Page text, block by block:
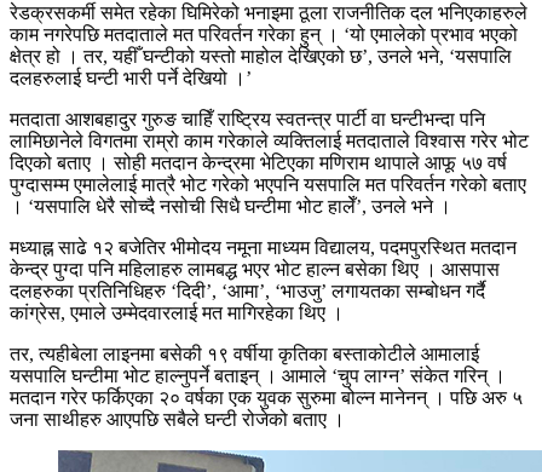
रेडक्रसकर्मी समेत रहेका घिमिरेको भनाइमा ठूला राजनीतिक दल भनिएकाहरुले
काम नगरेपछि मतदाताले मत परिवर्तन गरेका हुन् । ‘यो एमालेको प्रभाव भएको
क्षेत्र हो । तर, यहीँ घन्टीको यस्तो माहोल देखिएको छ’, उनले भने, ‘यसपालि
दलहरुलाई घन्टी भारी पर्ने देखियो ।’
मतदाता आशबहादुर गुरुङ चाहिँ राष्ट्रिय स्वतन्त्र पार्टी वा घन्टीभन्दा पनि
लामिछानेले विगतमा राम्रो काम गरेकाले व्यक्तिलाई मतदाताले विश्वास गरेर भोट
दिएको बताए । सोही मतदान केन्द्रमा भेटिएका मणिराम थापाले आफू ५७ वर्ष
पुग्दासम्म एमालेलाई मात्रै भोट गरेको भएपनि यसपालि मत परिवर्तन गरेको बताए
। ‘यसपालि धेरै सोच्दै नसोची सिधै घन्टीमा भोट हालेँ’, उनले भने ।
मध्याह्न साढे १२ बजेतिर भीमोदय नमूना माध्यम विद्यालय, पदमपुरस्थित मतदान
केन्द्र पुग्दा पनि महिलाहरु लामबद्ध भएर भोट हाल्न बसेका थिए । आसपास
दलहरुका प्रतिनिधिहरु ‘दिदी’, ‘आमा’, ‘भाउजु’ लगायतका सम्बोधन गर्दै
कांग्रेस, एमाले उम्मेदवारलाई मत मागिरहेका थिए ।
तर, त्यहीबेला लाइनमा बसेकी १९ वर्षीया कृतिका बस्ताकोटीले आमालाई
यसपालि घन्टीमा भोट हाल्नुपर्ने बताइन् । आमाले ‘चुप लाग्न’ संकेत गरिन् ।
मतदान गरेर फर्किएका २० वर्षका एक युवक सुरुमा बोल्न मानेनन् । पछि अरु ५
जना साथीहरु आएपछि सबैले घन्टी रोजेको बताए ।